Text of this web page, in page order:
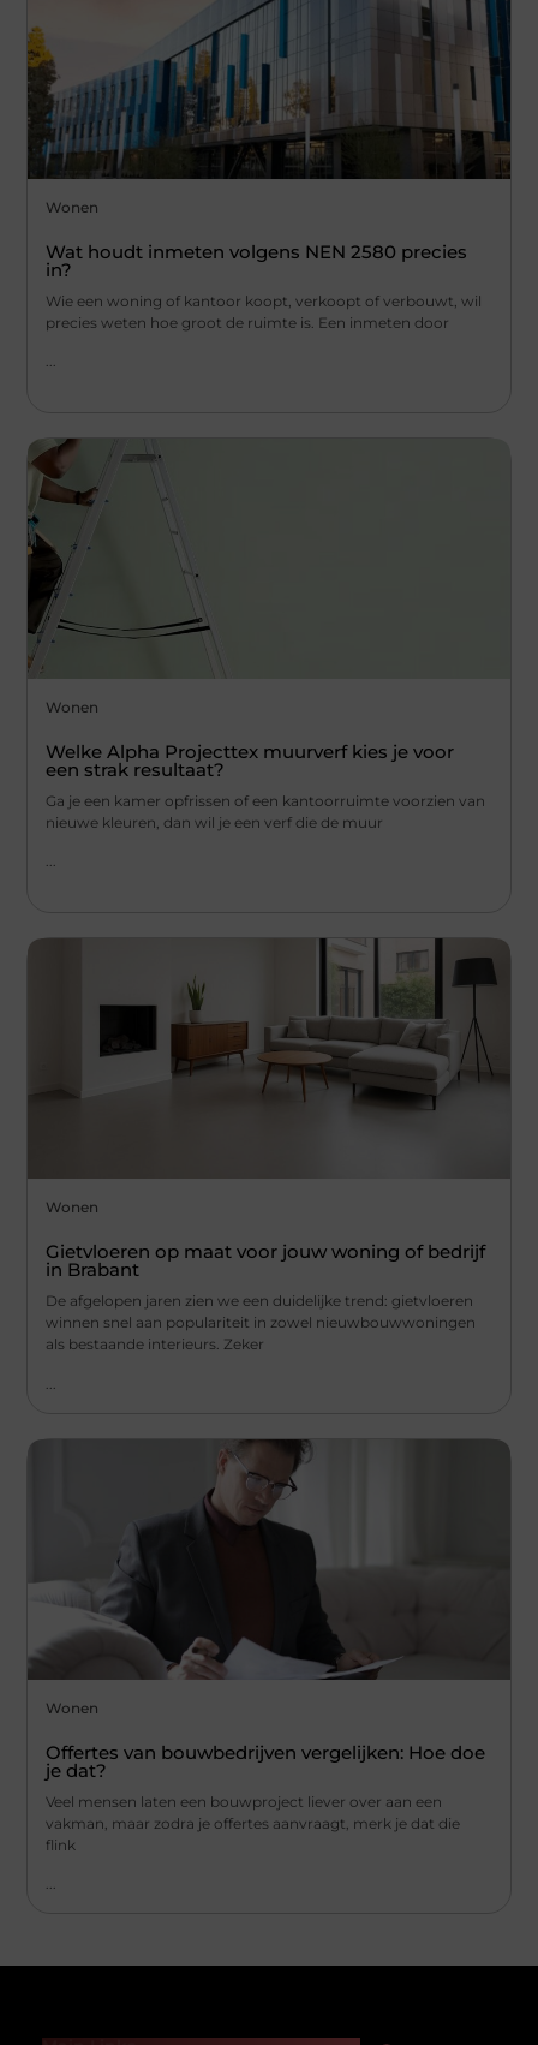
Wonen
Wat houdt inmeten volgens NEN 2580 precies
in?
Wie een woning of kantoor koopt, verkoopt of verbouwt, wil
precies weten hoe groot de ruimte is. Een inmeten door
Wonen
Welke Alpha Projecttex muurverf kies je voor
een strak resultaat?
Ga je een kamer opfrissen of een kantoorruimte voorzien van
nieuwe kleuren, dan wil je een verf die de muur
...
Wonen
Gietvloeren op maat voor jouw woning of bedrijf
in Brabant
De afgelopen jaren zien we een duidelijke trend: gietvloeren
winnen snel aan populariteit in zowel nieuwbouwwoningen
als bestaande interieurs. Zeker
Wonen
Offertes van bouwbedrijven vergelijken: Hoe doe
je dat?
Veel mensen laten een bouwproject liever over aan een
vakman, maar zodra je offertes aanvraagt, merk je dat die
flink
...